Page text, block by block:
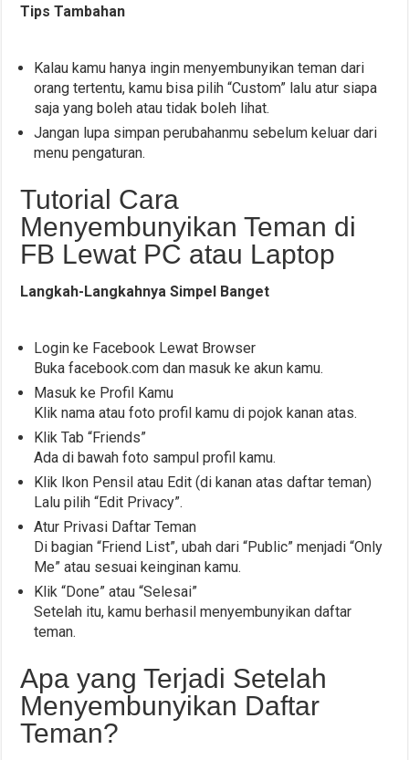
Tips Tambahan
Kalau kamu hanya ingin menyembunyikan teman dari
orang tertentu, kamu bisa pilih “Custom” lalu atur siapa
saja yang boleh atau tidak boleh lihat.
Jangan lupa simpan perubahanmu sebelum keluar dari
menu pengaturan.
Tutorial Cara
Menyembunyikan Teman di
FB Lewat PC atau Laptop
Langkah-Langkahnya Simpel Banget
Login ke Facebook Lewat Browser
Buka facebook.com dan masuk ke akun kamu.
Masuk ke Profil Kamu
Klik nama atau foto profil kamu di pojok kanan atas.
Klik Tab “Friends”
Ada di bawah foto sampul profil kamu.
Klik Ikon Pensil atau Edit (di kanan atas daftar teman)
Lalu pilih “Edit Privacy”.
Atur Privasi Daftar Teman
Di bagian “Friend List”, ubah dari “Public” menjadi “Only
Me” atau sesuai keinginan kamu.
Klik “Done” atau “Selesai”
Setelah itu, kamu berhasil menyembunyikan daftar
teman.
Apa yang Terjadi Setelah
Menyembunyikan Daftar
Teman?